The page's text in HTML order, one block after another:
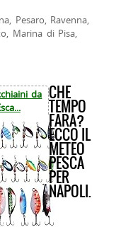
Pesaro, Ravenna,
Marina di Pisa,
da
CHE
TEMPO
FARA?
ECCO IL
METEO
PESCA
PER
NAPOLI.